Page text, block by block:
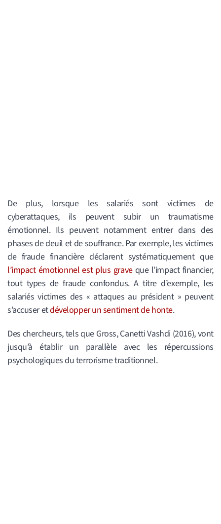
De plus, lorsque les salariés sont victimes de
cyberattaques, ils peuvent subir un traumatisme
émotionnel. Ils peuvent notamment entrer dans des
phases de deuil et de souffrance. Par exemple, les victimes
de fraude financière déclarent systématiquement que
l’impact émotionnel est plus graveque l’impact financier,
tout types de fraude confondus. A titre d’exemple, les
salariés victimes des « attaques au président » peuvent
s’accuser etdévelopper un sentiment de honte.
Des chercheurs, tels que Gross, Canetti Vashdi (2016), vont
jusqu’à établir un parallèle avec les répercussions
psychologiques du terrorisme traditionnel.